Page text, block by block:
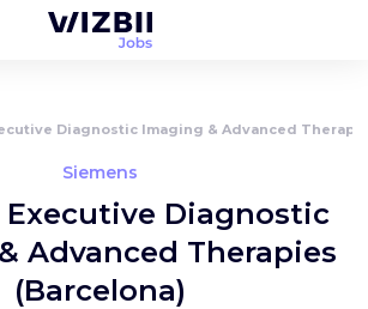
Diagnostic Imaging & Advanced
Siemens
Diagnostic
Advanced Therapies
(Barcelona)